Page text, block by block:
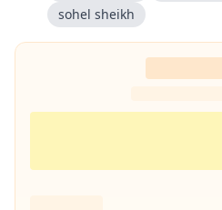
sohel sheikh